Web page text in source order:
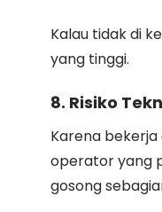
Kalau tidak di
yang tinggi.
8. Risiko
Karena
operator yang
gosong